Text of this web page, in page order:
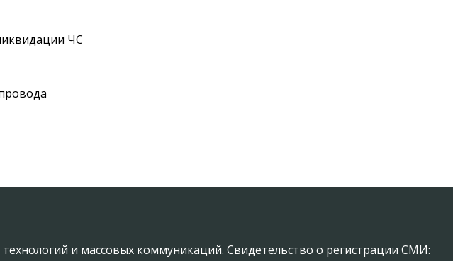
ЧС
и массовых коммуникаций. Свидетельство о регистрации СМИ: